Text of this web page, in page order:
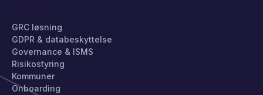
GRC løsning
GDPR & databeskyttelse
Governance & ISMS
Risikostyring
Kommuner
Onboarding